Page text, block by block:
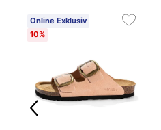
Online Exklusiv
10%